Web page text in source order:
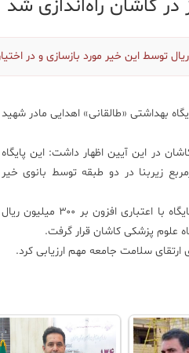
کاشان راه‌اندازی شد
بهداشتی «طالقانی» اهدایی مادر شهید
در این آیین اظهار داشت: این پایگاه
در ساختمانی به مساحت ۲۵۰ مترمربع زیربنا در دو طبقه توسط بانوی خیر
دکتر «محمدحسین اعرابی» تصریح کرد: این پایگاه با اعتباری افزون بر ۳۰۰ میلیون ریال
علوم پزشکی کاشان قرار گرفت.
ارتقای سلامت جامعه مهم ارزیابی کرد.